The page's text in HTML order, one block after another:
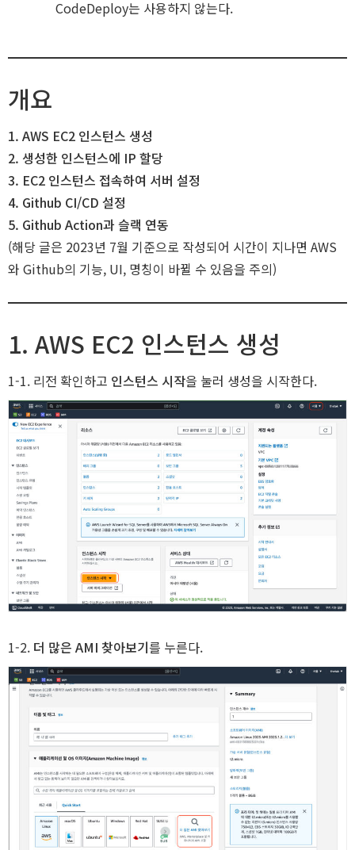
CodeDeploy는 사용하지 않는다.
개요
1. AWS EC2 인스턴스 생성
2. 생성한 인스턴스에 IP 할당
3. EC2 인스턴스 접속하여 서버 설정
4. Github CI/CD 설정
5. Github Action과 슬랙 연동
(해당 글은 2023년 7월 기준으로 작성되어 시간이 지나면 AWS
와 Github의 기능, UI, 명칭이 바뀔 수 있음을 주의)
1. AWS EC2 인스턴스 생성
1-1. 리전 확인하고 인스턴스 시작을 눌러 생성을 시작한다.
1-2. 더 많은 AMI 찾아보기를 누른다.